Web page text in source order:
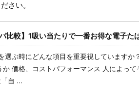
さい。
比較】1吸い当たりで一番お得な電子た
ぶ時にどんな項目を重要視していますか
価格、コストパフォーマンス 人によっ
自 ...